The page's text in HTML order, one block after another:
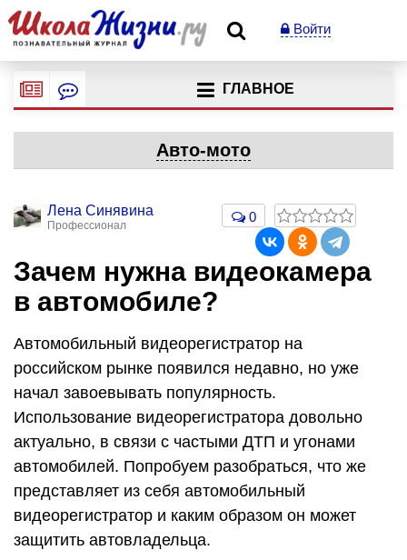
Войти
ГЛАВНОЕ
Авто-мото
Лена Синявина
Профессионал
0
Зачем нужна видеокамера
в автомобиле?
Автомобильный видеорегистратор на
российском рынке появился недавно, но уже
начал завоевывать популярность.
Использование видеорегистратора довольно
актуально, в связи с частыми ДТП и угонами
автомобилей. Попробуем разобраться, что же
представляет из себя автомобильный
видеорегистратор и каким образом он может
защитить автовладельца.